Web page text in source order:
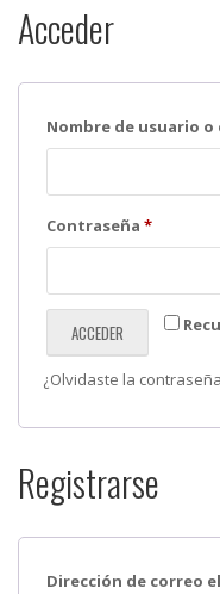
Acceder
Nombre de usuario
Contraseña *
ACCEDER
¿Olvidaste la
Registrarse
Dirección de correo